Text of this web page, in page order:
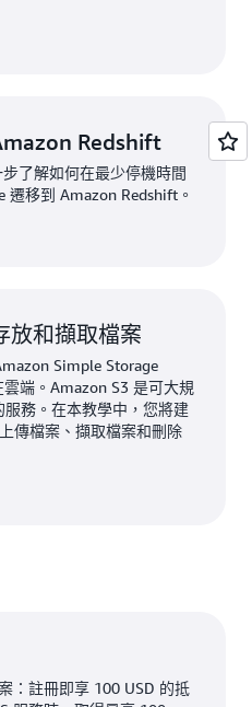
Redshift
了解如何在最少停機時間
遷移到 Amazon Redshift。
放和擷取檔案
Simple Storage
端。Amazon S3 是可大規
務。在本教學中，您將建
傳檔案、擷取檔案和刪除
：註冊即享 100 USD 的抵